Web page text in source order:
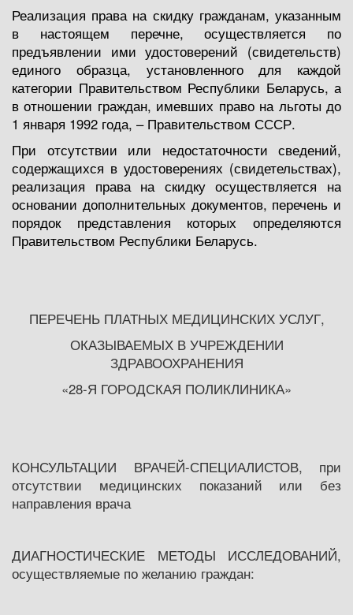
Реализация права на скидку гражданам, указанным
в настоящем перечне, осуществляется по
предъявлении ими удостоверений (свидетельств)
единого образца, установленного для каждой
категории Правительством Республики Беларусь, а
в отношении граждан, имевших право на льготы до
1 января 1992 года, – Правительством СССР.
При отсутствии или недостаточности сведений,
содержащихся в удостоверениях (свидетельствах),
реализация права на скидку осуществляется на
основании дополнительных документов, перечень и
порядок представления которых определяются
Правительством Республики Беларусь.
ПЕРЕЧЕНЬ ПЛАТНЫХ МЕДИЦИНСКИХ УСЛУГ,
ОКАЗЫВАЕМЫХ В УЧРЕЖДЕНИИ
ЗДРАВООХРАНЕНИЯ
«28-Я ГОРОДСКАЯ ПОЛИКЛИНИКА»
КОНСУЛЬТАЦИИ ВРАЧЕЙ-СПЕЦИАЛИСТОВ, при
отсутствии медицинских показаний или без
направления врача
ДИАГНОСТИЧЕСКИЕ МЕТОДЫ ИССЛЕДОВАНИЙ,
осуществляемые по желанию граждан: